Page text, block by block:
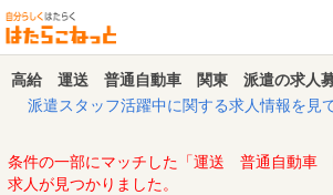
高給 運送 普通自動車 関東 派遣の求人
派遣スタッフ活躍中に関する求人情報を見
条件の一部にマッチした「運送 普通自動
求人が見つかりました。